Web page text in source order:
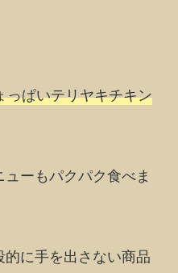
っぱいテリヤキチキン
ーもパクパク食べま
に手を出さない商品